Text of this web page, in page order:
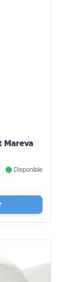
Mareva
Disponible